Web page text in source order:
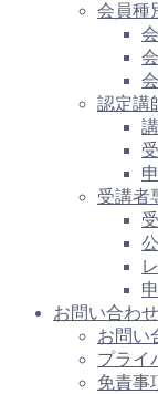
会員種
認定講
受講者
お問い合わせ
お問い
プライ
免責事